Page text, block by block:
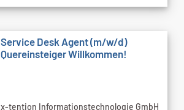
Service Desk Agent (m/w/d)
Quereinsteiger Willkommen!
x-tention Informationstechnologie GmbH